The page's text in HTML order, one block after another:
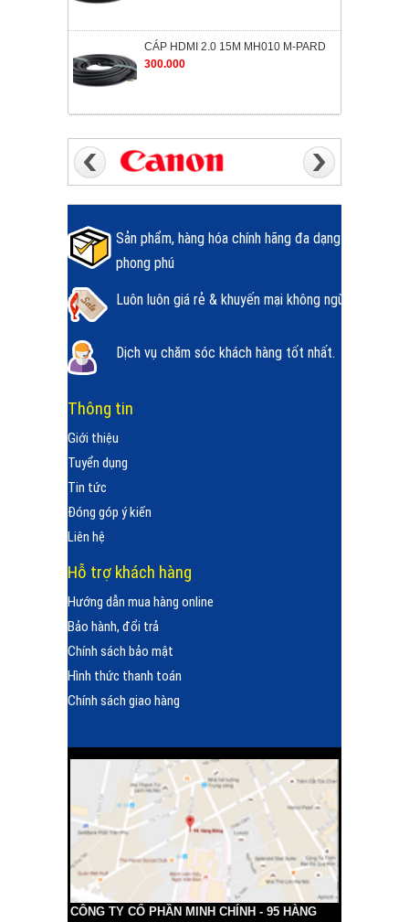
CÁP HDMI 2.0 15M MH010 M-PARD
300.000
Sản phẩm, hàng hóa chính hãng đa dạng
phong phú
Luôn luôn giá rẻ & khuyến mại không ngừng.
Dịch vụ chăm sóc khách hàng tốt nhất.
Thông tin
Giới thiệu
Tuyển dụng
Tin tức
Đóng góp ý kiến
Liên hệ
Hỗ trợ khách hàng
Hướng dẫn mua hàng online
Bảo hành, đổi trả
Chính sách bảo mật
Hình thức thanh toán
Chính sách giao hàng
CÔNG TY CỔ PHẦN MINH CHÍNH - 95 HÀNG